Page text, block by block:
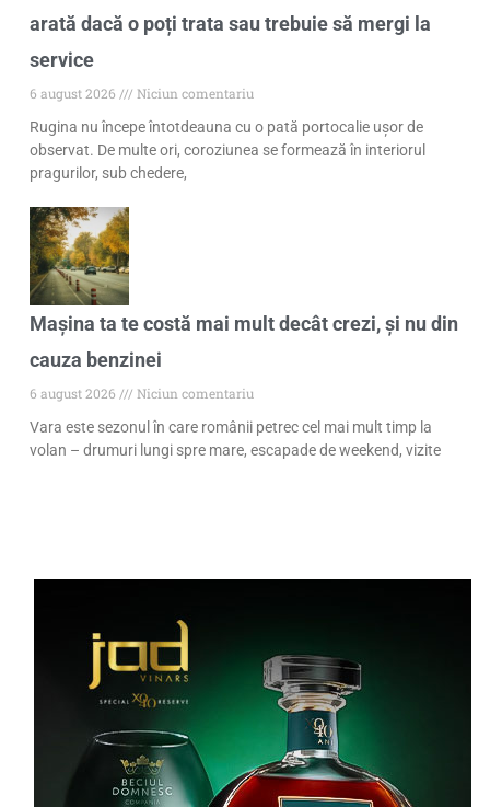
arată dacă o poți trata sau trebuie să mergi la
service
6 august 2026
Niciun comentariu
Rugina nu începe întotdeauna cu o pată portocalie ușor de
observat. De multe ori, coroziunea se formează în interiorul
pragurilor, sub chedere,
Mașina ta te costă mai mult decât crezi, și nu din
cauza benzinei
6 august 2026
Niciun comentariu
Vara este sezonul în care românii petrec cel mai mult timp la
volan – drumuri lungi spre mare, escapade de weekend, vizite